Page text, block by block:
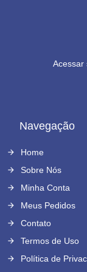
Acessar
Navegação
Home
Sobre Nós
Minha Conta
Meus Pedidos
Contato
Termos de Uso
Política de